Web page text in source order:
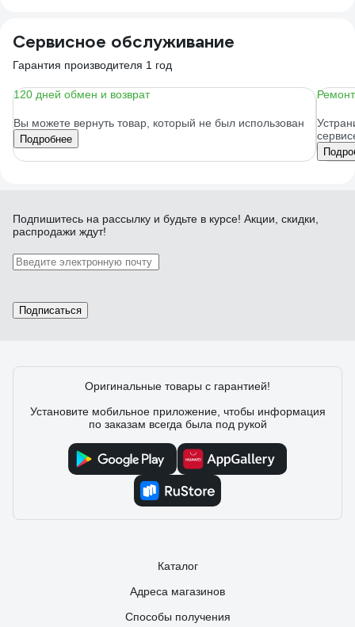
Сервисное обслуживание
Гарантия производителя 1 год
120 дней обмен и возврат
Вы можете вернуть товар, который не был использован
Подробнее
Подпишитесь на рассылку и будьте в курсе! Акции, скидки,
распродажи ждут!
Подписаться
Оригинальные товары с гарантией!
Установите мобильное приложение, чтобы информация
по заказам всегда была под рукой
Каталог
Адреса магазинов
Способы получения